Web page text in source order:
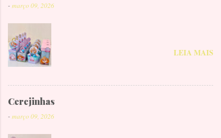
- março 09, 2026
LEIA MAIS
Cerejinhas
- março 09, 2026